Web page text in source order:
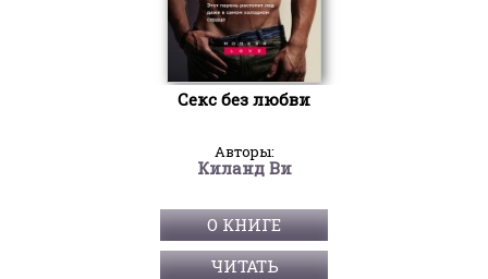
Секс без любви
Авторы:
Киланд Ви
О КНИГЕ
ЧИТАТЬ